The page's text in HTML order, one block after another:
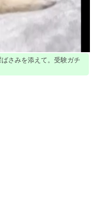
さみを添えて。受験ガチ